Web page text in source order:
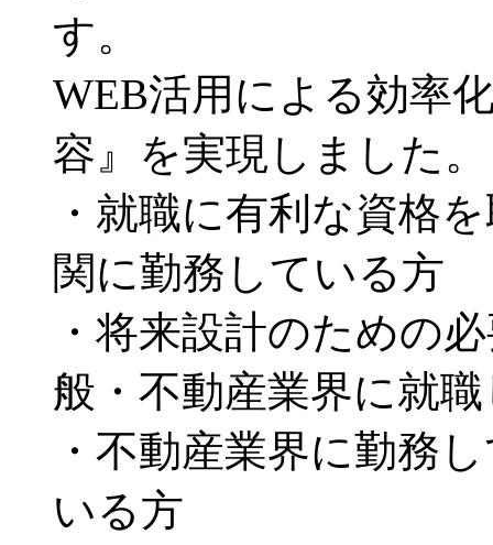
す。
WEB活用による効率
容』を実現しました。
・就職に有利な資格
関に勤務している方
・将来設計のための
般・不動産業界に就
・不動産業界に勤務
いる方